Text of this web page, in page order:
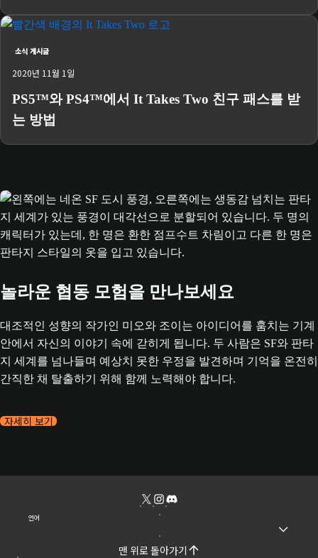
소식 게시글
2020년 11월 1일
PS5™와 PS4™에서 It Takes Two 친구 패스를 받
는 방법
놀라운 협동 모험을 만나보세요
대조적인 성향의 작가인 미오와 조이는 아이디어를 훔치는 기계
안에서 자신의 이야기 속에 갇히게 됩니다. 두 사람은 SF와 판타
지 세계를 넘나들며 예상치 못한 우정을 발견하며 기억을 온전히
간직한 채 탈출하기 위해 함께 노력해야 합니다.
자세히 보기
언어
맨 위로 돌아가기